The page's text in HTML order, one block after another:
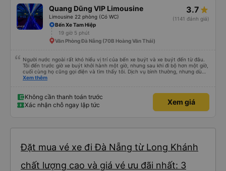
Quang Dũng VIP Limousine
Limousine 22 phòng (Có WC)
3.7
(1141 đánh giá)
Bến Xe Tam Hiệp
19 giờ 5 phút
Văn Phòng Đà Nẵng (70B Hoàng Văn Thái)
Người nước ngoài rất khó hiểu vị trí của bến xe buýt và xe buýt đến từ đâu.
Tôi đến trước giờ xe buýt khởi hành một giờ, nhưng sau khi đi bộ hơn một giờ,
cuối cùng họ cũng gọi điện và tìm thấy tôi. Dịch vụ bình thường, nhưng dù
sao thì tôi ngủ ngon hơn ở khách sạn vì tôi rất thoải mái. Sẽ tuyệt hơn nếu
Xem thêm
Không cần thanh toán trước
Xác nhận chỗ ngay lập tức
Xem giá
Đặt mua vé xe đi Đà Nẵng từ Long Khánh
chất lượng cao và giá vé ưu đãi nhất: 3